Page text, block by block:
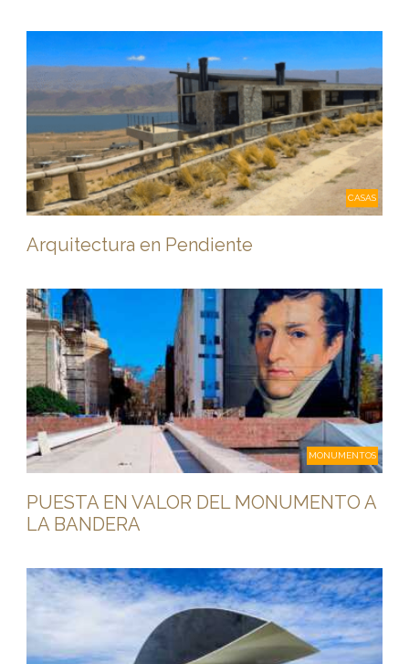
CASAS
Arquitectura en Pendiente
MONUMENTOS
PUESTA EN VALOR DEL MONUMENTO A
LA BANDERA